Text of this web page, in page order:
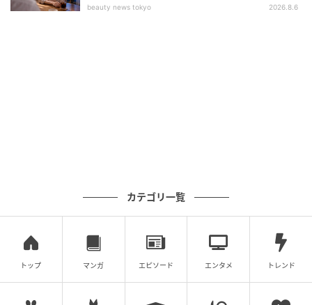
beauty news tokyo 2026.8.6
カテゴリ一覧
トップ マンガ エピソード エンタメ トレンド